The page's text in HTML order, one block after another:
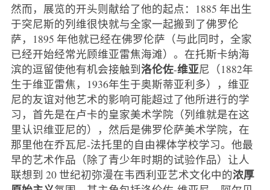
然而，展览的开头则献给了他的起点：1885 年出生
于突尼斯的列维很快就与全家一起搬到了佛罗伦
萨，1895 年他就已经在佛罗伦萨（与此同时，全家
已经开始经常光顾维亚雷焦海滩）。在托斯卡纳海
滨的逗留使他有机会接触到洛伦佐-维亚尼（1882年
生于维亚雷焦，1936年生于奥斯蒂亚利多），维亚
尼的友谊对他艺术的影响可能超过了他所进行的学
习，首先是在卢卡的皇家美术学院（列维就是在这
里认识维亚尼的），然后是佛罗伦萨美术学院，在
那里他在乔瓦尼-法托里的自由裸体学校学习。他最
早的艺术作品（除了青少年时期的试验作品）让人
联想到 20 世纪初弥漫在韦西利亚艺术文化中的浓厚